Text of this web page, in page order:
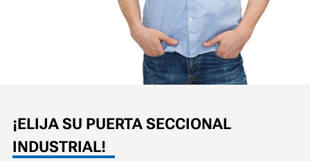
¡ELIJA SU PUERTA SECCIONAL
INDUSTRIAL!